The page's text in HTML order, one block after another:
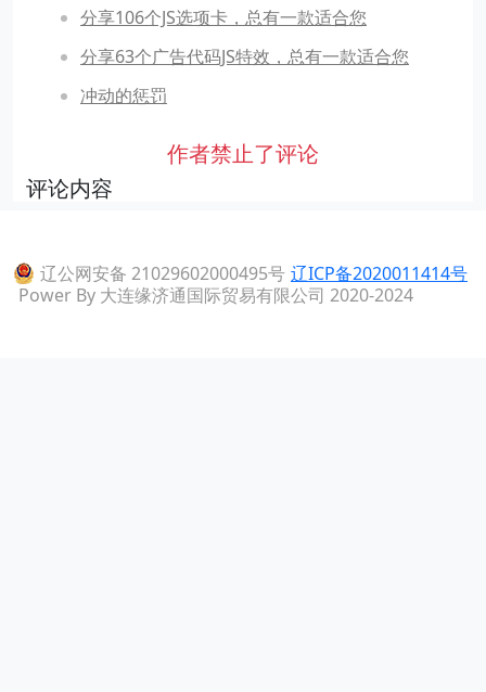
分享106个JS选项卡，总有一款适合您
分享63个广告代码JS特效，总有一款适合您
冲动的惩罚
作者禁止了评论
评论内容
辽公网安备 21029602000495号 辽ICP备2020011414号
Power By 大连缘济通国际贸易有限公司 2020-2024